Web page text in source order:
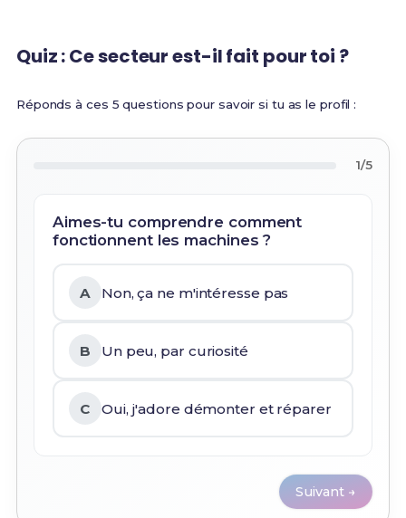
Quiz : Ce secteur est-il fait pour toi ?
Réponds à ces 5 questions pour savoir si tu as le profil :
1/5
Aimes-tu comprendre comment
fonctionnent les machines ?
A Non, ça ne m'intéresse pas
B Un peu, par curiosité
C Oui, j'adore démonter et réparer
Suivant →